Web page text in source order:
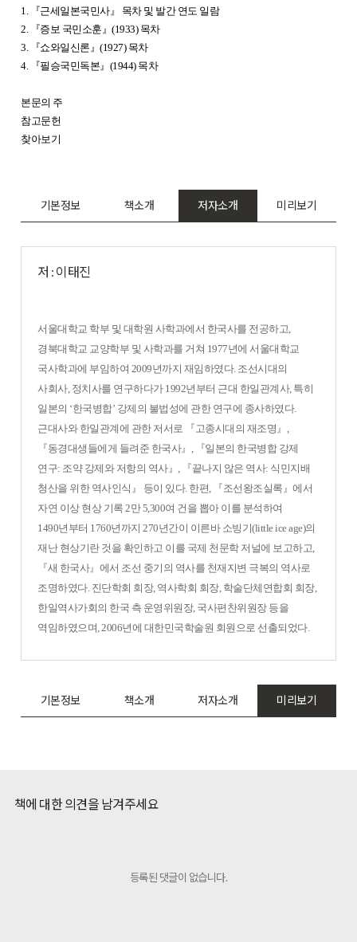
1.
『근세일본국민사』
목차 및 발간 연도 일람
2.
『증보 국민소훈 』(1933) 목차
3.
『쇼와일신론 』(1927) 목차
4.
『필승국민독본 』 (1944) 목차
본문의 주
참고문헌
찾아보기
기본정보 책소개 저자소개 미리보기
저 : 이태진
서울대학교 학부 및 대학원 사학과에서 한국사를 전공하고,
경북대학교 교양학부 및 사학과를 거쳐 1977년에 서울대학교
국사학과에 부임하여 2009년까지 재임하였다. 조선시대의
사회사, 정치사를 연구하다가 1992년부터 근대 한일관계사, 특히
일본의 ‘한국병합’ 강제의 불법성에 관한 연구에 종사하였다.
근대사와 한일관계에 관한 저서로
『 고종시대의 재조명 』
『동경대생들에게 들려준 한국사』 『일본의 한국병합 강제
연구: 조약 강제와 저항의 역사』 『끝나지 않은 역사: 식민지배
청산을 위한 역사인식 』 등이 있다. 한편, 『조선왕조실록 』에서
자연 이상 현상 기록 2만 5,300여 건을 뽑아 이를 분석하여
1490년부터 1760년까지 270년간이 이른바 소빙기(little ice age)의
재난 현상기란 것을 확인하고 이를 국제 천문학 저널에 보고하고,
『새 한국사』 에서 조선 중기의 역사를 천재지변 극복의 역사로
조명하였다. 진단학회 회장, 역사학회 회장, 학술단체연합회 회장,
한일역사가회의 한국 측 운영위원장, 국사편찬위원장 등을
역임하였으며, 2006년에 대한민국학술원 회원으로 선출되었다.
기본정보 책소개 저자소개 미리보기
책에 대한 의견을 남겨주세요
등록된 댓글이 없습니다.